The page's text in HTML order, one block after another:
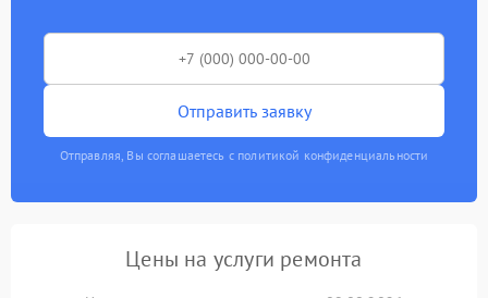
Отправить заявку
Отправляя, Вы соглашаетесь с политикой конфиденциальности
Цены на услуги ремонта